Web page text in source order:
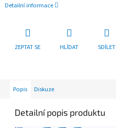
Detailní informace
ZEPTAT SE HLÍDAT SDÍLET
Popis Diskuze
Detailní popis produktu